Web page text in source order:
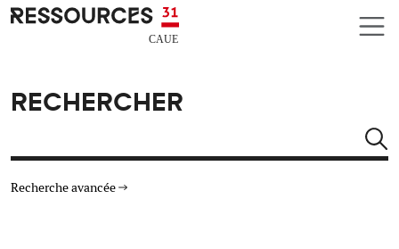
Aller au contenu principal
CAUE RESSOURCES 31
RECHERCHER
Recherche avancée